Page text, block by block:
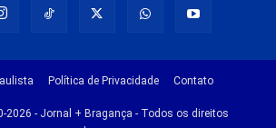
Política de Privacidade Contato
2026 - Jornal + Bragança - Todos os direitos